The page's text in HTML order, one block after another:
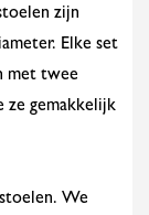
zijn
Elke set
met twee
ze gemakkelijk
We